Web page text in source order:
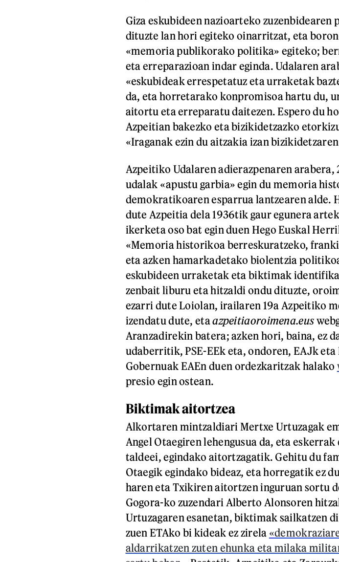
Giza eskubideen nazioarteko
dituzte lan hori egiteko oinarritzat, eta
«memoria publikorako politika» egiteko;
eta erreparazioan indar eginda. Udalaren
«eskubideak errespetatuz eta urraketak
da, eta horretarako konpromisoa hartu du,
aitortu eta erreparatu daitezen. Espero du
Azpeitian bakezko eta bizikidetzazko
«Iraganak ezin du aitzakia izan
Azpeitiko Udalaren adierazpenaren
udalak «apustu garbia» egin du memoria
demokratikoaren esparrua lantzearen alde.
dute Azpeitia dela 1936tik gaur egunera
ikerketa oso bat egin duen Hego Euskal
«Memoria historikoa berreskuratzeko,
eta azken hamarkadetako biolentzia
eskubideen urraketak eta biktimak
zenbait liburu eta hitzaldi ondu dituzte,
ezarri dute Loiolan, irailaren 19a Azpeitiko
izendatu dute, etaazpeitiaoroimena.eus
Aranzadirekin batera; azken hori, baina, ez
udaberritik, PSE-EEk eta, ondoren, EAJk eta
Gobernuak EAEn duen ordezkaritzak halako
presio egin ostean.
Biktimak aitortzea
Alkortaren mintzaldiari Mertxe Urtuzagak
Angel Otaegiren lehengusua da, eta
taldeei, egindako aitortzagatik. Gehitu du
Otaegik egindako bideaz, eta horregatik ez
haren eta Txikiren aitortzen inguruan sortu
Gogora-ko zuzendari Alberto Alonsoren
Urtuzagaren esanetan, biktimak sailkatzen
zuen ETAko bi kideak ez zirela
aldarrikatzen zuten ehunka eta milaka